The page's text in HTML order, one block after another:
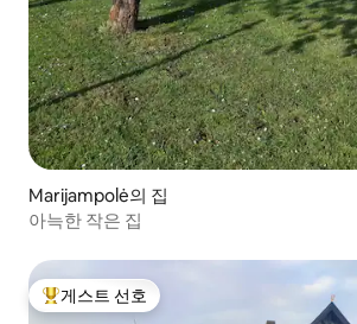
Marijampolė의 집
아늑한 작은 집
상위 게스트 선호
게스트 선호